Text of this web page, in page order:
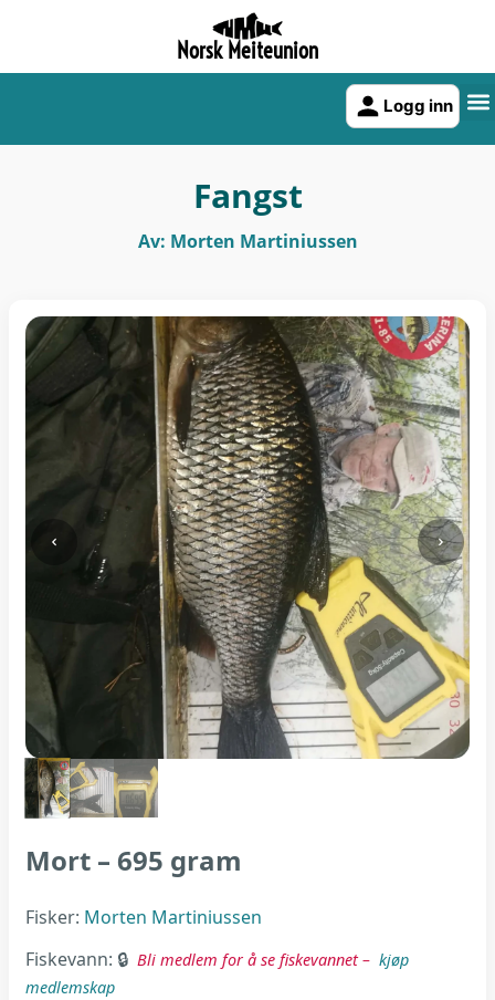
Norsk Meiteunion
Logg inn
Fangst
Av: Morten Martiniussen
Mort – 695 gram
Fisker: Morten Martiniussen
Fiskevann:
Bli medlem for å se fiskevannet – kjøp
medlemskap